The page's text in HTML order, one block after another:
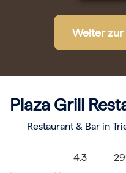
Für alle
Weiter zur
Plaza Grill
Restaurant & Bar in
4.3